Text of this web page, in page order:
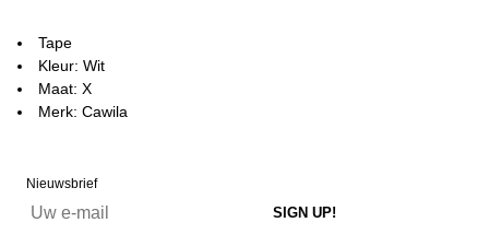
Tape
Kleur: Wit
Maat: X
Merk: Cawila
Nieuwsbrief